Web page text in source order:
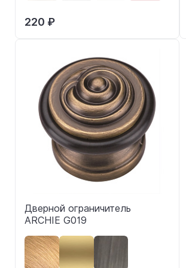
220 ₽
Дверной ограничитель
ARCHIE G019